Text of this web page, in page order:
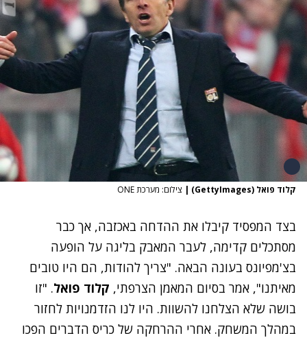
קלוד פואל (GettyImages) | צילום: מערכת ONE
בצד המפסיד קיבלו את ההדחה באכזבה, אך כבר
מסתכלים קדימה, לעבר המאבק בליגה על הופעה
בצ'מפיונס בעונה הבאה. "צריך להודות, הם היו טובים
מאיתנו", אמר בסיום המאמן הצרפתי, קלוד פואל. "זו
בושה שלא הצלחנו להשוות. היו לנו הזדמנויות לחזור
במהלך המשחק. אחרי ההרחקה של כריס הדברים הפכו